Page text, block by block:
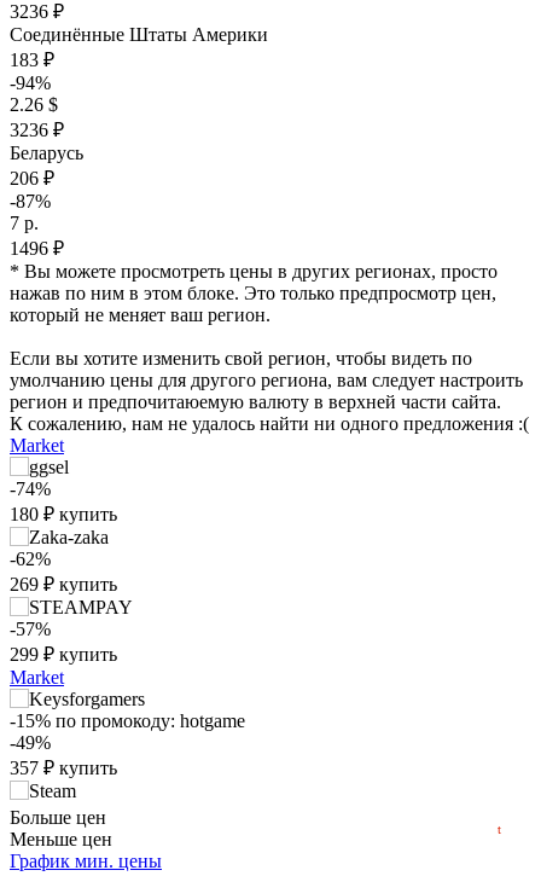
3236 ₽
Соединённые Штаты Америки
183 ₽
-94%
2.26 $
3236 ₽
Беларусь
206 ₽
-87%
7 р.
1496 ₽
* Вы можете просмотреть цены в других регионах, просто
нажав по ним в этом блоке. Это только предпросмотр цен,
который не меняет ваш регион.
Если вы хотите изменить свой регион, чтобы видеть по
умолчанию цены для другого региона, вам следует настроить
регион и предпочитаюемую валюту в верхней части сайта.
К сожалению, нам не удалось найти ни одного предложения :(
Market
-74%
180 ₽ купить
-62%
269 ₽ купить
-57%
299 ₽ купить
Market
-15% по промокоду: hotgame
-49%
357 ₽ купить
699 ₽купить
739 ₽купить
Больше цен
Меньше цен
t
₽
200
400
600
График мин. цены